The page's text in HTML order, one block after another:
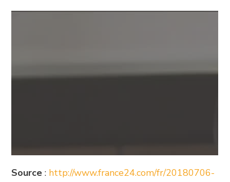
Source : http://www.france24.com/fr/20180706-